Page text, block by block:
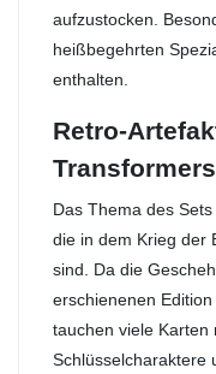
aufzustocken.
heißbegehrten
enthalten.
Retro-
Transformers
Das Thema des
die in dem Krieg der
sind. Da die
erschienenen Edition
tauchen viele Karten
Schlüsselcharaktere